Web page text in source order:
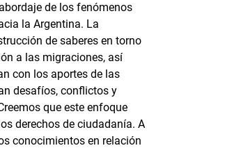
de los fenómenos
la Argentina. La
de saberes en torno
a las migraciones, así
con los aportes de las
desafíos, conflictos y
que este enfoque
derechos de ciudadanía. A
conocimientos en relación